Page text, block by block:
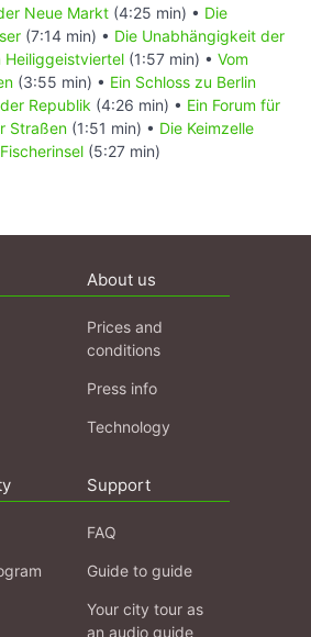
Neue Markt (4:25 min) • Die
(7:14 min) • Die Unabhängigkeit der
Heiliggeistviertel (1:57 min) • Vom
(3:55 min) • Ein Schloss zu Berlin
Republik (4:26 min) • Ein Forum für
Straßen (1:51 min) • Die Keimzelle
(5:27 min)
About us
Prices and
conditions
Press info
Technology
Support
FAQ
Guide to guide
Your city tour as
an audio guide